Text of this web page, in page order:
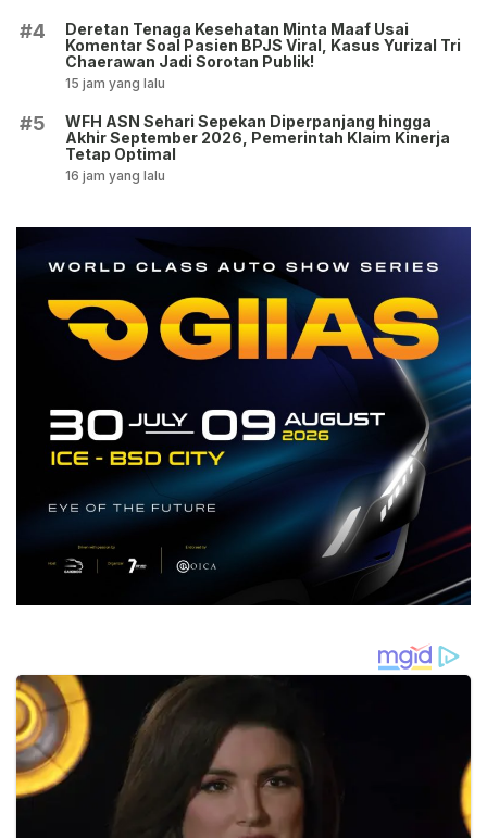
#4
Deretan Tenaga Kesehatan Minta Maaf Usai
Komentar Soal Pasien BPJS Viral, Kasus Yurizal Tri
Chaerawan Jadi Sorotan Publik!
15 jam yang lalu
#5
WFH ASN Sehari Sepekan Diperpanjang hingga
Akhir September 2026, Pemerintah Klaim Kinerja
Tetap Optimal
16 jam yang lalu